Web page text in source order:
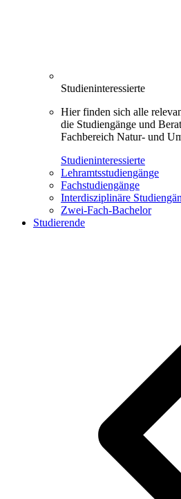
Studieninteressierte
Hier finden sich alle
die Studiengänge und
Fachbereich Natur- und
Studieninteressierte
Lehramtsstudiengänge
Fachstudiengänge
Interdisziplinäre
Zwei-Fach-Bachelor
Studierende